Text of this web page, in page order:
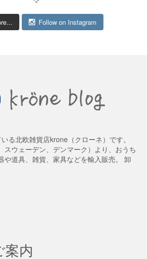
Follow on Instagram
る北欧雑貨店krone（クローネ）です。
スウェーデン、デンマーク）より、おうち
や道具、雑貨、家具などを輸入販売。 卸
案内